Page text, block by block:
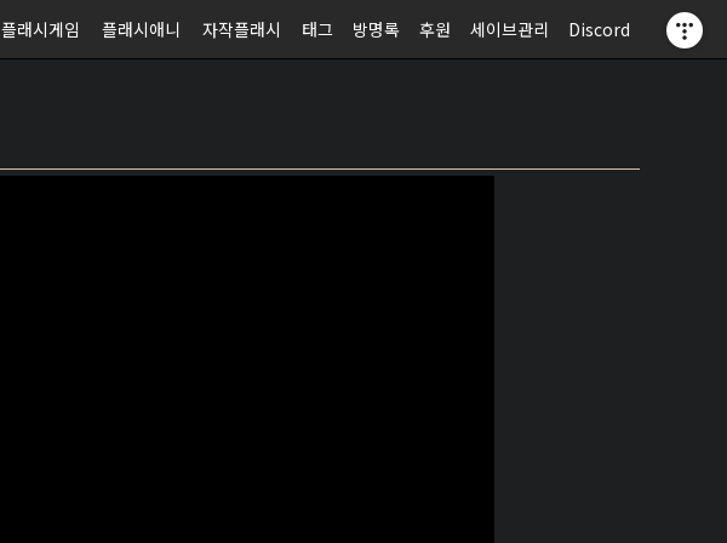
플래시게임 플래시애니 자작플래시 태그 방명록 후원 세이브관리 Discord